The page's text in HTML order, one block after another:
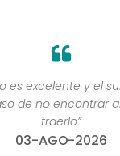
es excelente y el
de no encontrar
traerlo”
03-AGO-2026